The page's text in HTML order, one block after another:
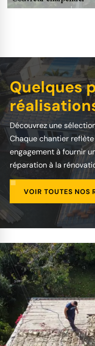
Quelques
Découvrez une
Chaque chantier
engagement à fournir
réparation à la
VOIR TOUTES NOS